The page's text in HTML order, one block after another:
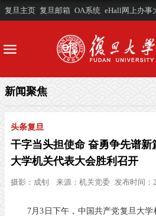
复旦主页 复旦邮箱 OA系统 eHall网上办事
新闻聚焦
头条复旦
干字当头担使命 奋勇争先谱
大学机关代表大会胜利召开
摄影： 成钊 来源： 机关党委 发布时间：
7月3日下午，中国共产党复旦大